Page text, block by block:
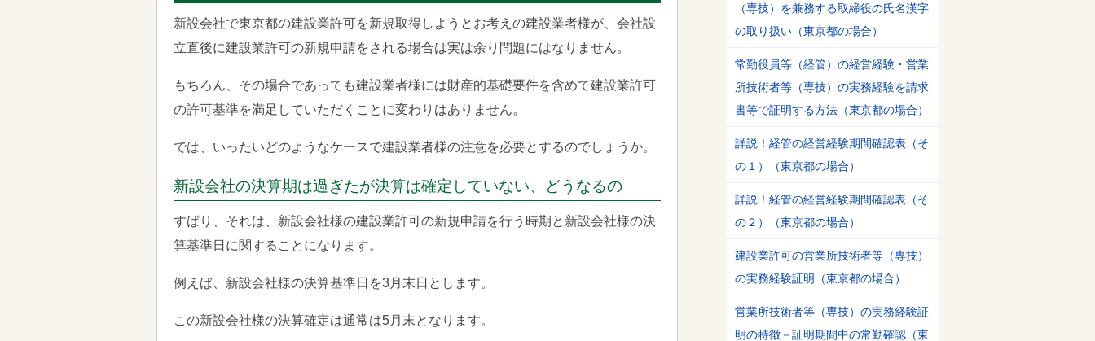
新設会社で東京都の建設業許可を新規取得しようとお考えの建設業者様が、会社設
立直後に建設業許可の新規申請をされる場合は実は余り問題にはなりません。
もちろん、その場合であっても建設業者様には財産的基礎要件を含めて建設業許可
の許可基準を満足していただくことに変わりはありません。
では、いったいどのようなケースで建設業者様の注意を必要とするのでしょうか。
新設会社の決算期は過ぎたが決算は確定していない、どうなるの
すばり、それは、新設会社様の建設業許可の新規申請を行う時期と新設会社様の決
算基準日に関することになります。
例えば、新設会社様の決算基準日を3月末日とします。
この新設会社様の決算確定は通常は5月末となります。
（専技）を兼務する取締役の氏名漢字
の取り扱い（東京都の場合）
常勤役員等（経管）の経営経験・営業
所技術者等（専技）の実務経験を請求
書等で証明する方法（東京都の場合）
詳説！経管の経営経験期間確認表（そ
の１）（東京都の場合）
詳説！経管の経営経験期間確認表（そ
の２）（東京都の場合）
建設業許可の営業所技術者等（専技）
の実務経験証明（東京都の場合）
営業所技術者等（専技）の実務経験証
明の特徴－証明期間中の常勤確認（東